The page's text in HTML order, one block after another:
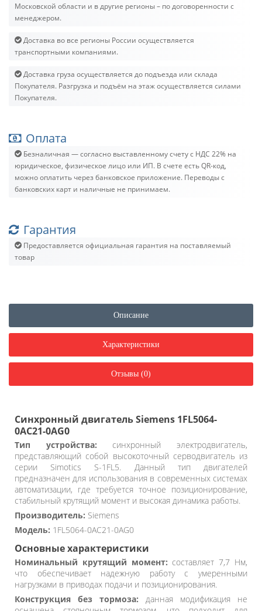
Московской области и в другие регионы – по договоренности с
менеджером.
Доставка во все регионы России осуществляется
транспортными компаниями.
Доставка груза осуществляется до подъезда или склада
Покупателя. Разгрузка и подъём на этаж осуществляется силами
Покупателя.
Оплата
Безналичная — согласно выставленному счету c НДС 22% на
юридическое, физическое лицо или ИП. В счете есть QR-код,
можно оплатить через банковское приложение. Переводы с
банковских карт и наличные не принимаем.
Гарантия
Предоставляется официальная гарантия на поставляемый
товар
Описание
Характеристики
Отзывы (0)
Синхронный двигатель Siemens 1FL5064-
0AC21-0AG0
Тип устройства: синхронный электродвигатель,
представляющий собой высокоточный серводвигатель из
серии Simotics S-1FL5. Данный тип двигателей
предназначен для использования в современных системах
автоматизации, где требуется точное позиционирование,
стабильный крутящий момент и высокая динамика работы.
Производитель: Siemens
Модель: 1FL5064-0AC21-0AG0
Основные характеристики
Номинальный крутящий момент: составляет 7,7 Нм,
что обеспечивает надежную работу с умеренными
нагрузками в приводах подачи и позиционирования.
Конструкция без тормоза: данная модификация не